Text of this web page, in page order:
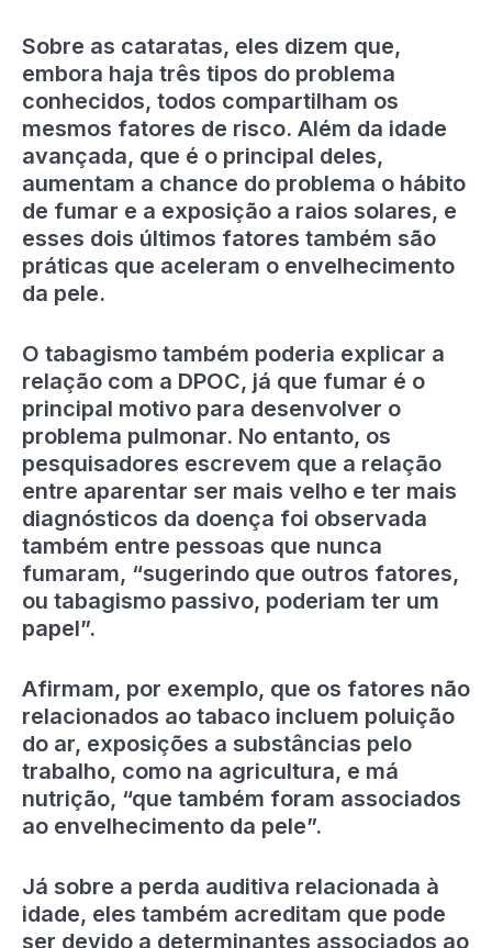
Sobre as cataratas, eles dizem que,
embora haja três tipos do problema
conhecidos, todos compartilham os
mesmos fatores de risco. Além da idade
avançada, que é o principal deles,
aumentam a chance do problema o hábito
de fumar e a exposição a raios solares, e
esses dois últimos fatores também são
práticas que aceleram o envelhecimento
da pele.
O tabagismo também poderia explicar a
relação com a DPOC, já que fumar é o
principal motivo para desenvolver o
problema pulmonar. No entanto, os
pesquisadores escrevem que a relação
entre aparentar ser mais velho e ter mais
diagnósticos da doença foi observada
também entre pessoas que nunca
fumaram, “sugerindo que outros fatores,
ou tabagismo passivo, poderiam ter um
papel”.
Afirmam, por exemplo, que os fatores não
relacionados ao tabaco incluem poluição
do ar, exposições a substâncias pelo
trabalho, como na agricultura, e má
nutrição, “que também foram associados
ao envelhecimento da pele”.
Já sobre a perda auditiva relacionada à
idade, eles também acreditam que pode
ser devido a determinantes associados ao